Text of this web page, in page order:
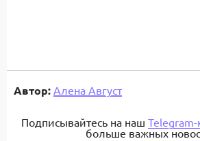
Автор: Алена Август
Подписывайтесь на наш Telegram-
больше важных